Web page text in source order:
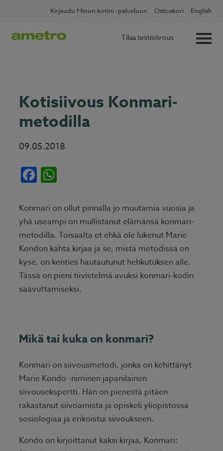
content
Kirjaudu Minun kotini -palveluun Ostoskori English
Tilaa testisiivous
Kotitalousvähennys nyt 60 % Lue lisää ✖
Kotisiivous Konmari-
metodilla
09.05.2018
Facebook
Konmari on ollut pinnalla jo muutamia vuosia ja
yhä useampi on mullistanut elämänsä konmari-
metodilla. Toisaalta et ehkä ole lukenut Marie
Kondon kahta kirjaa ja se, mistä metodissa on
kyse, on kenties hautautunut hehkutuksen alle.
Tässä on pieni tiivistelmä avuksi konmari-kodin
saavuttamiseksi.
Mikä tai kuka on konmari?
Konmari on siivousmetodi, jonka on kehittänyt
Marie Kondo -niminen japanilainen
siivousekspertti. Hän on pienestä pitäen
rakastanut siivoamista ja opiskeli yliopistossa
sosiologiaa ja erikoistui siivoukseen.
Kondo on kirjoittanut kaksi kirjaa, Konmari: